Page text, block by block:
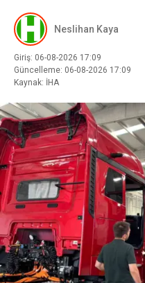
Neslihan Kaya
Giriş: 06-08-2026 17:09
Güncelleme: 06-08-2026 17:09
Kaynak: İHA